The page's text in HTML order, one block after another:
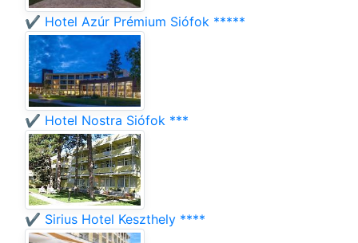
✔️ Hotel Azúr Prémium Siófok *****
✔️ Hotel Nostra Siófok ***
✔️ Sirius Hotel Keszthely ****